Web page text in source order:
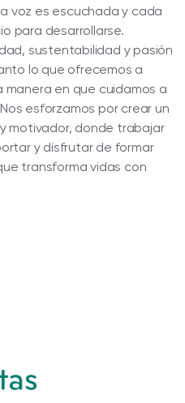
voz es escuchada y cada
para desarrollarse.
sustentabilidad y pasión
lo que ofrecemos a
en que cuidamos a
esforzamos por crear un
motivador, donde trabajar
y disfrutar de formar
transforma vidas con